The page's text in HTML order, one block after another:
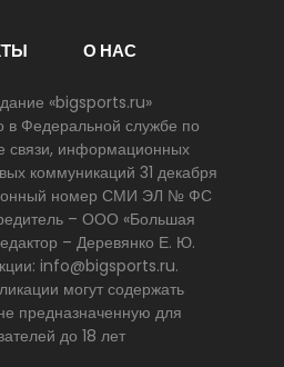
О НАС
«bigsports.ru»
в Федеральной службе по
связи, информационных
коммуникаций 31 декабря
номер СМИ ЭЛ № ФС
– ООО «Большая
– Деревянко Е. Ю.
info@bigsports.ru.
могут содержать
предназначенную для
до 18 лет